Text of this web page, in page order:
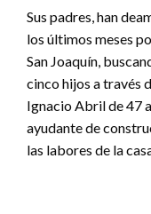
Sus padres, han
los últimos meses
San Joaquín,
cinco hijos a través
Ignacio Abril de 47
ayudante de
las labores de la